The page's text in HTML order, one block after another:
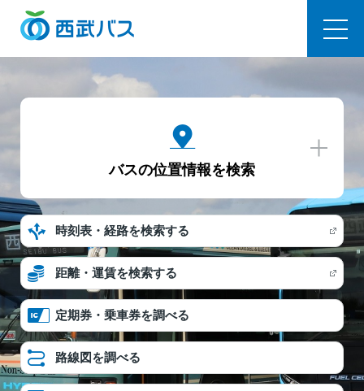
バスの位置情報を検索
時刻表・経路を検索する
距離・運賃を検索する
定期券・乗車券を調べる
路線図を調べる